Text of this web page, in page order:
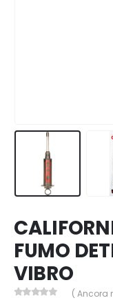
FUMO
VIBRO
( Ancora